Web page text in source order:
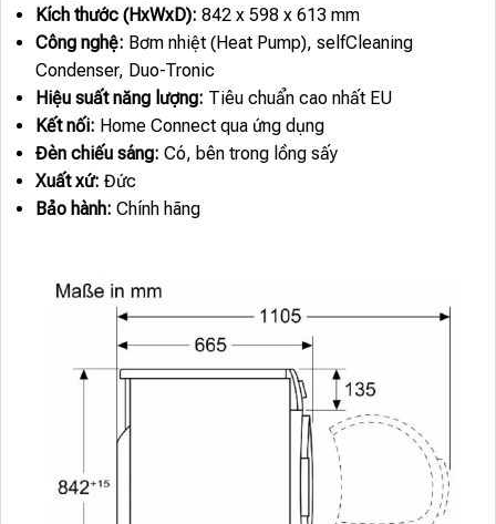
Kích thước (HxWxD): 842 x 598 x 613 mm
Công nghệ: Bơm nhiệt (Heat Pump), selfCleaning
Condenser, Duo-Tronic
Hiệu suất năng lượng: Tiêu chuẩn cao nhất EU
Kết nối: Home Connect qua ứng dụng
Đèn chiếu sáng: Có, bên trong lồng sấy
Xuất xứ: Đức
Bảo hành: Chính hãng